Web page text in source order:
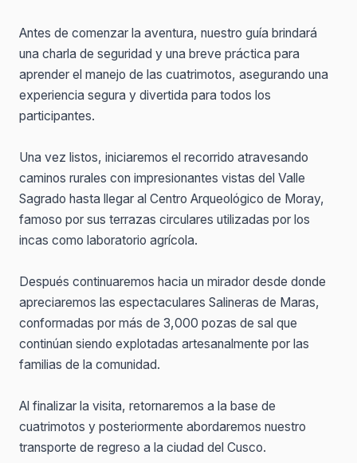
Antes de comenzar la aventura, nuestro guía brindará
una charla de seguridad y una breve práctica para
aprender el manejo de las cuatrimotos, asegurando una
experiencia segura y divertida para todos los
participantes.
Una vez listos, iniciaremos el recorrido atravesando
caminos rurales con impresionantes vistas del Valle
Sagrado hasta llegar al Centro Arqueológico de Moray,
famoso por sus terrazas circulares utilizadas por los
incas como laboratorio agrícola.
Después continuaremos hacia un mirador desde donde
apreciaremos las espectaculares Salineras de Maras,
conformadas por más de 3,000 pozas de sal que
continúan siendo explotadas artesanalmente por las
familias de la comunidad.
Al finalizar la visita, retornaremos a la base de
cuatrimotos y posteriormente abordaremos nuestro
transporte de regreso a la ciudad del Cusco.